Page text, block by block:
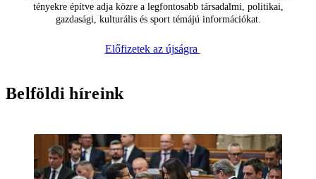
tényekre építve adja közre a legfontosabb társadalmi, politikai,
gazdasági, kulturális és sport témájú információkat.
Előfizetek az újságra
Belföldi híreink